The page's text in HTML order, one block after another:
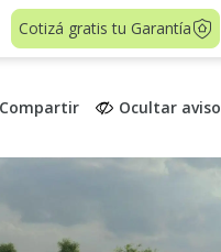
Cotizá gratis tu Garantía
Compartir Ocultar aviso